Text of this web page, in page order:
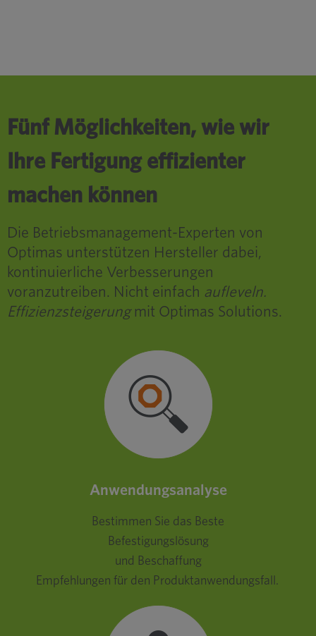
Fünf Möglichkeiten, wie wir
Ihre Fertigung effizienter
machen können
Die Betriebsmanagement-Experten von
Optimas unterstützen Hersteller dabei,
kontinuierliche Verbesserungen
voranzutreiben. Nicht einfach aufleveln.
Effizienzsteigerungmit Optimas Solutions.
Anwendungsanalyse
Bestimmen Sie das Beste
Befestigungslösung
und Beschaffung
Empfehlungen für den Produktanwendungsfall.